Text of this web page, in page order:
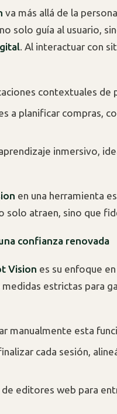
va más allá de la
solo guía al usuario,
. Al interactuar con
contextuales de
a planificar compras,
inmersivo,
en una herramienta
solo atraen, sino que
confianza renovada
Vision es su enfoque
estrictas para
manualmente esta
cada sesión,
editores web para